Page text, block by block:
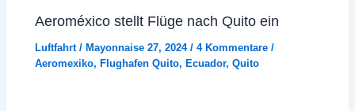
Aeroméxico stellt Flüge nach Quito ein
Luftfahrt/Mayonnaise 27, 2024/4 Kommentare /
Aeromexiko,Flughafen Quito,Ecuador,Quito